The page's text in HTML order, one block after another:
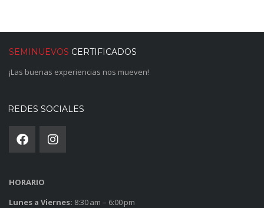
SEMINUEVOS CERTIFICADOS
¡Las buenas experiencias nos mueven!
REDES SOCIALES
HORARIO
Lunes a Viernes: 8:30 am – 6:00 pm